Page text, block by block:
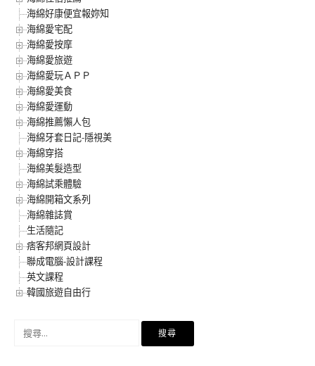
海綿好康便宜報妳知
海綿愛宅配
海綿愛按摩
海綿愛旅遊
海綿愛玩ＡＰＰ
海綿愛美食
海綿愛運動
海綿推薦懶人包
海綿牙套日記-隱視美
海綿穿搭
海綿美髮造型
海綿試乘體驗
海綿開箱文系列
海綿雜誌賞
生活隨記
痞客邦網頁設計
聯成電腦-設計課程
英文課程
韓國旅遊自由行